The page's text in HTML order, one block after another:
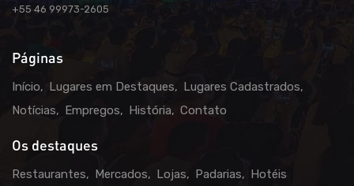
+55 46 99973-2605
Páginas
Início Lugares em Destaques
Lugares Cadastrados
Notícias
Empregos História Contato
Os destaques
Restaurantes Mercados Lojas Padarias Hotéis